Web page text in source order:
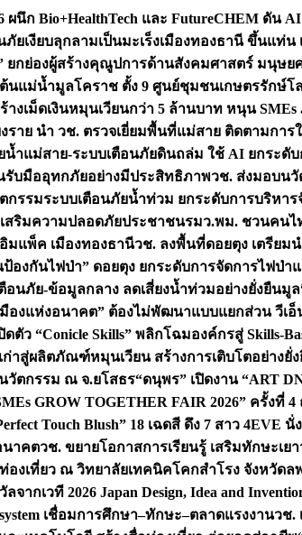
ผนึก Bio+HealthTech และ FutureCHEM ดั
ยเงียบลุกลามเป็นมะเร็งเมืองทองธานี ขึ้นแท่น
ยกย่องผู้สร้างคุณูปการด้านสังคมศาสตร์ มนุษ
นแม่น้ำมูลโคราช ตั้ง 9 ศูนย์ชุมชนเกษตรรักษ์
งเม็ดเงินหมุนเวียนกว่า 5 ล้านบาท หนุน
งราย นำ วช. ตรวจเยี่ยมพื้นที่แม่สาย ติดตามกา
น้ำแม่สาย-ระบบเตือนภัยดินถล่ม ใช้ AI ยกระดั
รับมืออุทกภัยอย่างมีประสิทธิภาพวช. ส่งมอบนวั
กรรมระบบเตือนภัยน้ำท่วม ยกระดับการบริห
สริมความปลอดภัยประชาชนรมว.พม. ชวนคนไท
มแพ็ค เมืองทองธานีวช. ลงพื้นที่ดอยตุง เตรียม
องกันไฟป่า” ดอยตุง ยกระดับการจัดการไฟป่า
นภัย-ข้อมูลกลาง ลดเสี่ยงน้ำท่วมอย่างยั่งยืนมูล
มืองแห่งอนาคต” ต้องไม่พัฒนาแบบแยกส่วน วีเ
ปิดตัว “Conicle Skills” พลิกโฉมองค์กรสู่
ก่าสู่ผลิตภัณฑ์หมุนเวียน สร้างการเติบโตอย่างยั่
วัตกรรม ณ จ.ยโสธร“ดนุพร” เปิดงาน “ART
GROW TOGETHER FAIR 2026” ครั้
Touch Blush” 18 เฉดสี ดึง 7 สาว 4EVE
นาคตวช. ขยายโอกาสการเรียนรู้ เสริมทักษะเ
องเที่ยว ณ วิทยาลัยเทคนิคโคกสำโรง จังหวัดล
ากเวที 2026 Japan Design, Idea and
เชื่อมการศึกษา–ทักษะ–ตลาดแรงงานวช.